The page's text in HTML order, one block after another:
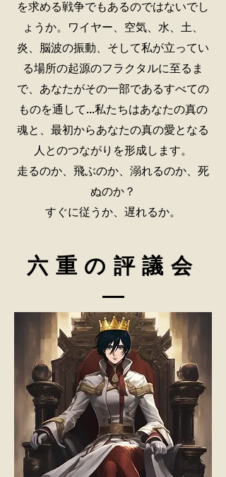
を求める戦争でもあるのではないでし
ょうか。ワイヤー、空気、水、土、
炎、脳波の振動、そして私が立ってい
る場所の起源のフラクタルに至るま
で、あなたがその一部であるすべての
ものを通して...私たちはあなたの真の
魂と、最初からあなたの真の愛となる
人とのつながりを形成します。
走るのか、飛ぶのか、溺れるのか、死
ぬのか？
すぐに従うか、遅れるか。
六重の評議会